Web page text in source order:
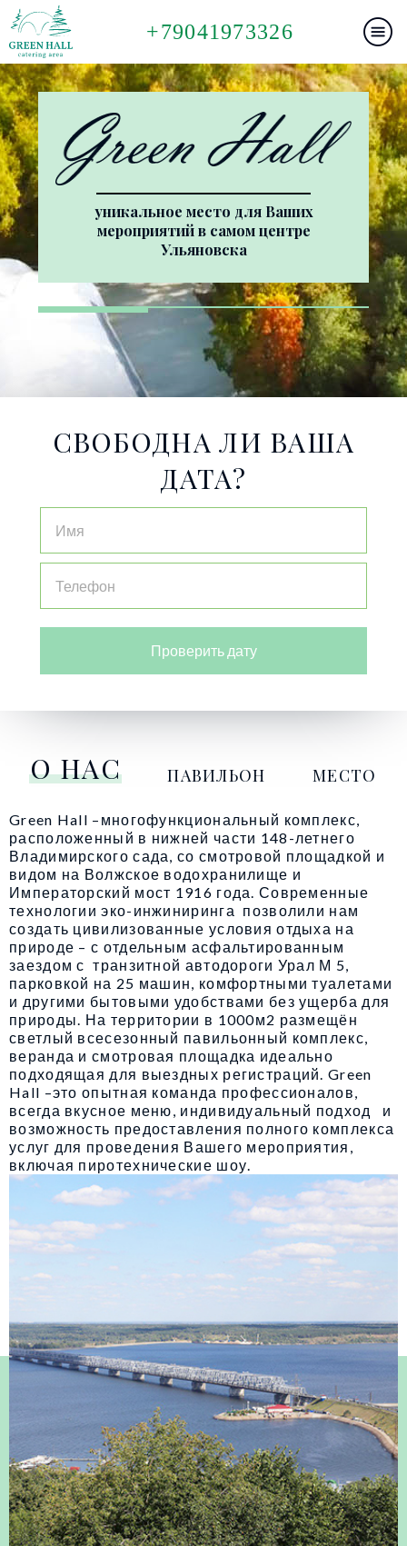
+79041973326
уникальное место для Ваших
мероприятий в самом центре
Ульяновска
СВОБОДНА ЛИ ВАША
ДАТА?
Проверить дату
О НАС ПАВИЛЬОН МЕСТО
Green Hall –многофункциональный комплекс,
расположенный в нижней части 148-летнего
Владимирского сада, со смотровой площадкой и
видом на Волжское водохранилище и
Императорский мост 1916 года. Современные
технологии эко-инжиниринга позволили нам
создать цивилизованные условия отдыха на
природе – с отдельным асфальтированным
заездом с транзитной автодороги Урал М 5,
парковкой на 25 машин, комфортными туалетами
и другими бытовыми удобствами без ущерба для
природы. На территории в 1000м2 размещён
светлый всесезонный павильонный комплекс,
веранда и смотровая площадка идеально
подходящая для выездных регистраций. Green
Hall –это опытная команда профессионалов,
всегда вкусное меню, индивидуальный подход и
возможность предоставления полного комплекса
услуг для проведения Вашего мероприятия,
включая пиротехнические шоу.